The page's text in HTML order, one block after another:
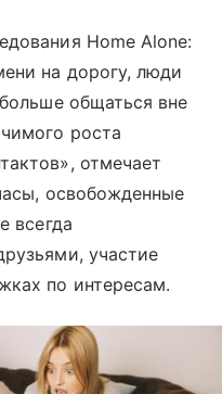
Home Alone:
на дорогу, люди
общаться вне
роста
отмечает
освобожденные
всегда
участие
по интересам.